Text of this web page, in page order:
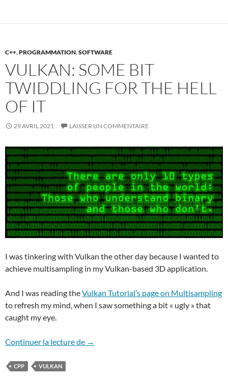
C++,PROGRAMMATION,SOFTWARE
VULKAN: SOME BIT
TWIDDLING FOR THE HELL
OF IT
29 AVRIL 2021 LAISSER UN COMMENTAIRE
I was tinkering with Vulkan the other day because I wanted to
achieve multisampling in my Vulkan-based 3D application.
And I was reading theVulkan Tutorial’s page on Multisampling
to refresh my mind, when I saw something a bit « ugly » that
caught my eye.
Continuer la lecture de VULKAN: Some bit twiddling for the
→
CPP VULKAN